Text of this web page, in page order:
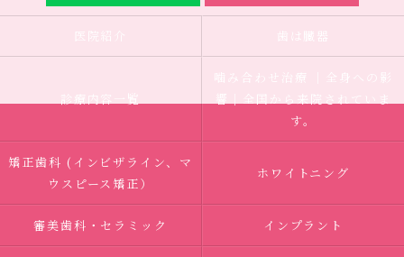
医院紹介 歯は臓器
診療内容一覧
噛み合わせ治療 ｜全身への影
響｜全国から来院されていま
す。
矯正歯科 (インビザライン、マ
ウスピース矯正）
ホワイトニング
審美歯科・セラミック インプラント